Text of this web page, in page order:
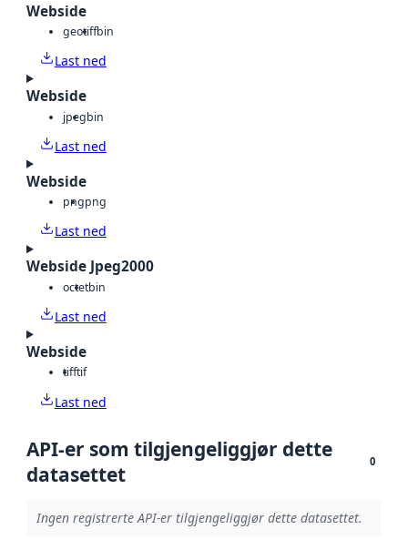
Webside
geotiffbin
Last ned
Webside
jpegbin
Last ned
Webside
pngpng
Last ned
Webside Jpeg2000
octetbin
Last ned
Webside
tifftif
Last ned
API-er som tilgjengeliggjør dette
datasettet
0
Ingen registrerte API-er tilgjengeliggjør dette datasettet.